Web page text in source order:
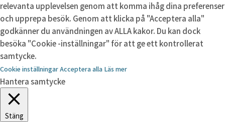
relevanta upplevelsen genom att komma ihåg dina preferenser
och upprepa besök. Genom att klicka på "Acceptera alla"
godkänner du användningen av ALLA kakor. Du kan dock
besöka "Cookie -inställningar" för att ge ett kontrollerat
samtycke.
Cookie inställningarAcceptera alla Läs mer
Hantera samtycke
Stäng